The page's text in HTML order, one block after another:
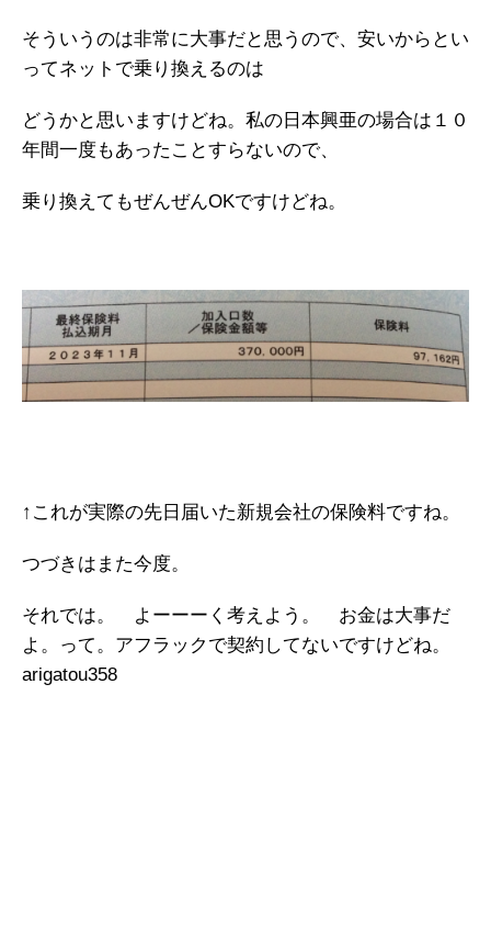
そういうのは非常に大事だと思うので、安いからとい
ってネットで乗り換えるのは
どうかと思いますけどね。私の日本興亜の場合は１０
年間一度もあったことすらないので、
乗り換えてもぜんぜんOKですけどね。
↑これが実際の先日届いた新規会社の保険料ですね。
つづきはまた今度。
それでは。 よーーーく考えよう。 お金は大事だ
よ。って。アフラックで契約してないですけどね。
arigatou358